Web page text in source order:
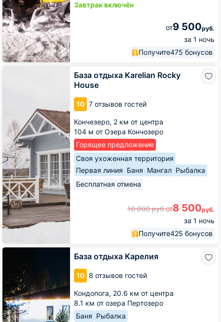
Завтрак включён
от9 500руб.
за 1 ночь
Получите475 бонусов
База отдыха Karelian Rocky
House
10 7 отзывов гостей
Кончезеро, 2 км от центра
104 м от Озера Кончозеро
Горящее предложение
Своя ухоженная территория
Первая линия Баня Мангал Рыбалка
Бесплатная отмена
10 000руб.от8 500руб.
за 1 ночь
Получите425 бонусов
База отдыха Карелия
10 8 отзывов гостей
Кондопога, 20.6 км от центра
8.1 км от озера Пертозеро
Баня Рыбалка
База
Карелия